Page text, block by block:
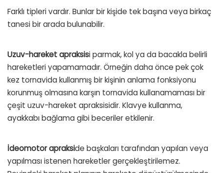
Farklı tipleri vardır. Bunlar bir kişide tek başına veya birkaç
tanesi bir arada bulunabilir.
Uzuv-hareket apraksisi parmak, kol ya da bacakla belirli
hareketleri yapamamadır. Örneğin daha önce pek çok
kez tornavida kullanmış bir kişinin anlama fonksiyonu
korunmuş olmasına karşın tornavida kullanamaması bir
çeşit uzuv-hareket apraksisidir. Klavye kullanma,
ayakkabı bağlama gibi beceriler etkilenir.
İdeomotor aprakside başkaları tarafından yapılan veya
yapılması istenen hareketler gerçekleştirilemez.